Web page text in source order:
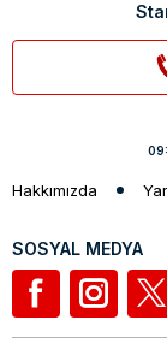
Hakkımızda
SOSYAL MEDYA